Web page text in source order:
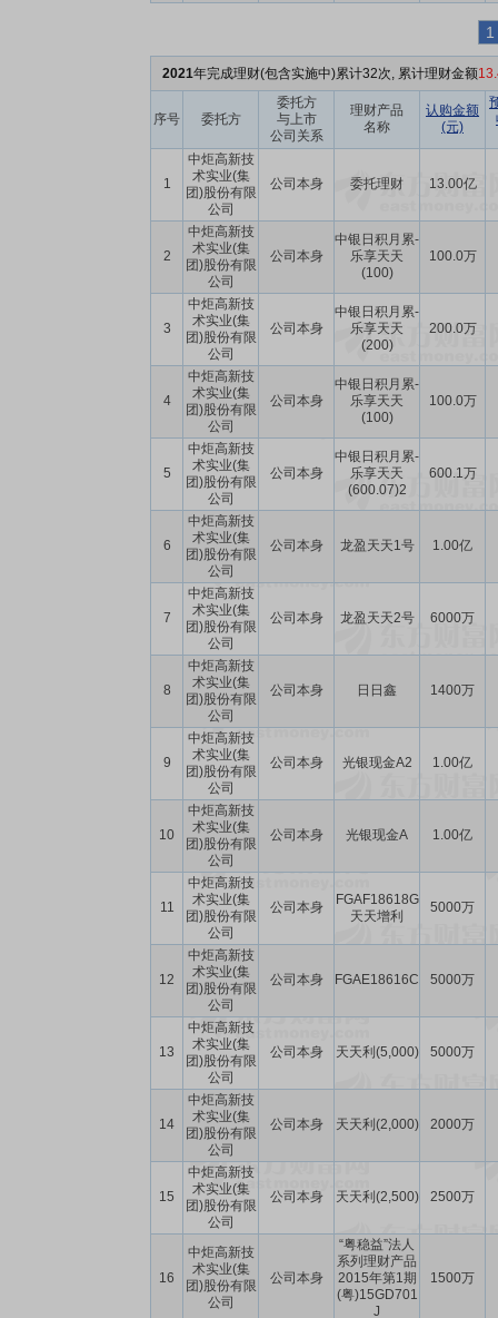
1
2021年完成理财(包含实施中)累计32次, 累计理财金额
序号 委托方
委托方
与上市
公司关系
理财产品
名称
认购金额
(元)
1
中炬高新技
术实业(集
团)股份有限
公司
公司本身 委托理财 13.00亿
2
中炬高新技
术实业(集
团)股份有限
公司
公司本身
中银日积月累-
乐享天天
(100)
100.0万
3
中炬高新技
术实业(集
团)股份有限
公司
公司本身
中银日积月累-
乐享天天
(200)
200.0万
4
中炬高新技
术实业(集
团)股份有限
公司
公司本身
中银日积月累-
乐享天天
(100)
100.0万
5
中炬高新技
术实业(集
团)股份有限
公司
公司本身
中银日积月累-
乐享天天
(600.07)2
600.1万
6
中炬高新技
术实业(集
团)股份有限
公司
公司本身 龙盈天天1号 1.00亿
7
中炬高新技
术实业(集
团)股份有限
公司
公司本身 龙盈天天2号 6000万
8
中炬高新技
术实业(集
团)股份有限
公司
公司本身 日日鑫 1400万
9
中炬高新技
术实业(集
团)股份有限
公司
公司本身 光银现金A2 1.00亿
10
中炬高新技
术实业(集
团)股份有限
公司
公司本身 光银现金A 1.00亿
11
中炬高新技
术实业(集
团)股份有限
公司
公司本身
FGAF18618G
天天增利
5000万
12
中炬高新技
术实业(集
团)股份有限
公司
公司本身 FGAE18616C 5000万
13
中炬高新技
术实业(集
团)股份有限
公司
公司本身 天天利(5,000) 5000万
14
中炬高新技
术实业(集
团)股份有限
公司
公司本身 天天利(2,000) 2000万
15
中炬高新技
术实业(集
团)股份有限
公司
公司本身 天天利(2,500) 2500万
16
中炬高新技
术实业(集
团)股份有限
公司
公司本身
“粤稳益”法人
系列理财产品
2015年第1期
(粤)15GD701
J
1500万